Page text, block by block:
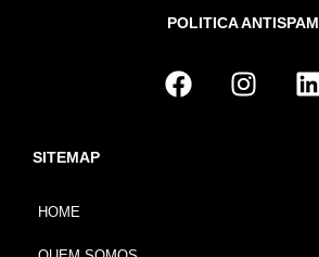
POLITICA ANTISPAM
SITEMAP
HOME